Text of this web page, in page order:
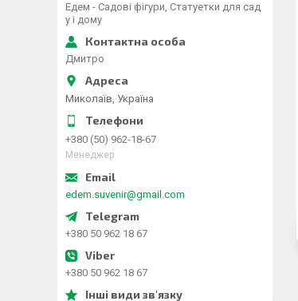
Едем - Садові фігури, Статуетки для сад
у і дому
Дмитро
Миколаїв, Україна
+380 (50) 962-18-67
Менеджер
edem.suvenir@gmail.com
+380 50 962 18 67
+380 50 962 18 67